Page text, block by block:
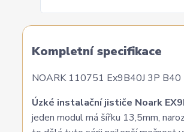
Kompletní specifikace
NOARK 110751 Ex9B40J 3P B40
Úzké instalační jističe Noark
jeden modul má šířku 13,5mm,